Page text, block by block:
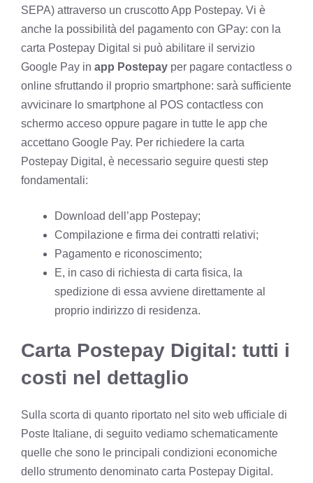
SEPA) attraverso un cruscotto App Postepay. Vi è
anche la possibilità del pagamento con GPay: con la
carta Postepay Digital si può abilitare il servizio
Google Pay in app Postepay per pagare contactless o
online sfruttando il proprio smartphone: sarà sufficiente
avvicinare lo smartphone al POS contactless con
schermo acceso oppure pagare in tutte le app che
accettano Google Pay. Per richiedere la carta
Postepay Digital, è necessario seguire questi step
fondamentali:
Download dell’app Postepay;
Compilazione e firma dei contratti relativi;
Pagamento e riconoscimento;
E, in caso di richiesta di carta fisica, la
spedizione di essa avviene direttamente al
proprio indirizzo di residenza.
Carta Postepay Digital: tutti i
costi nel dettaglio
Sulla scorta di quanto riportato nel sito web ufficiale di
Poste Italiane, di seguito vediamo schematicamente
quelle che sono le principali condizioni economiche
dello strumento denominato carta Postepay Digital.